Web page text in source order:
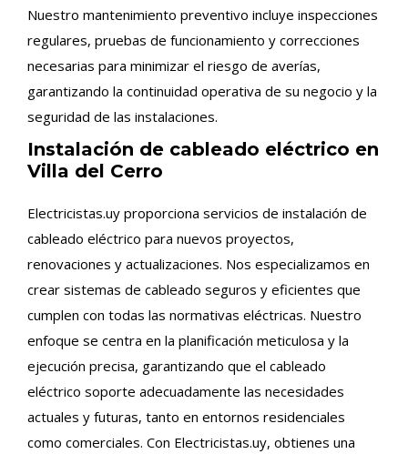
Nuestro mantenimiento preventivo incluye inspecciones
regulares, pruebas de funcionamiento y correcciones
necesarias para minimizar el riesgo de averías,
garantizando la continuidad operativa de su negocio y la
seguridad de las instalaciones.
Instalación de cableado eléctrico en
Villa del Cerro
Electricistas.uy proporciona servicios de instalación de
cableado eléctrico para nuevos proyectos,
renovaciones y actualizaciones. Nos especializamos en
crear sistemas de cableado seguros y eficientes que
cumplen con todas las normativas eléctricas. Nuestro
enfoque se centra en la planificación meticulosa y la
ejecución precisa, garantizando que el cableado
eléctrico soporte adecuadamente las necesidades
actuales y futuras, tanto en entornos residenciales
como comerciales. Con Electricistas.uy, obtienes una